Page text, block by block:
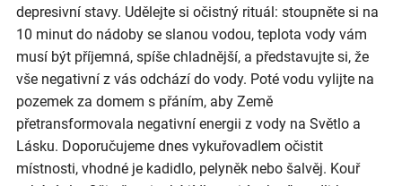
depresivní stavy. Udělejte si očistný rituál: stoupněte si na
10 minut do nádoby se slanou vodou, teplota vody vám
musí být příjemná, spíše chladnější, a představujte si, že
vše negativní z vás odchází do vody. Poté vodu vylijte na
pozemek za domem s přáním, aby Země
přetransformovala negativní energii z vody na Světlo a
Lásku. Doporučujeme dnes vykuřovadlem očistit
místnosti, vhodné je kadidlo, pelyněk nebo šalvěj. Kouř